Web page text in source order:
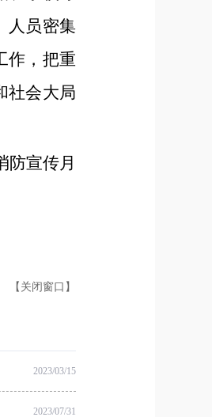
人员密集
作，把重
社会大局
防宣传月
【关闭窗口】
2023/03/15
2023/07/31